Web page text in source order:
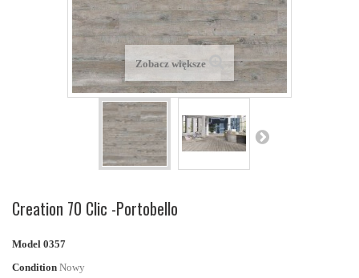
Zobacz większe
Creation 70 Clic -Portobello
Model 0357
Condition Nowy